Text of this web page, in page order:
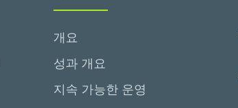
개요
성과 개요
지속 가능한 운영